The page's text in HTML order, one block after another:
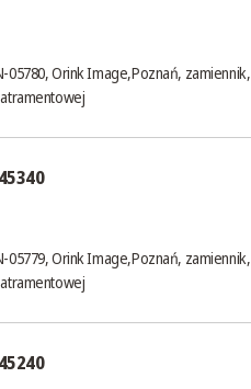
05780, Orink Image,Poznań, zamiennik,
05779, Orink Image,Poznań, zamiennik,